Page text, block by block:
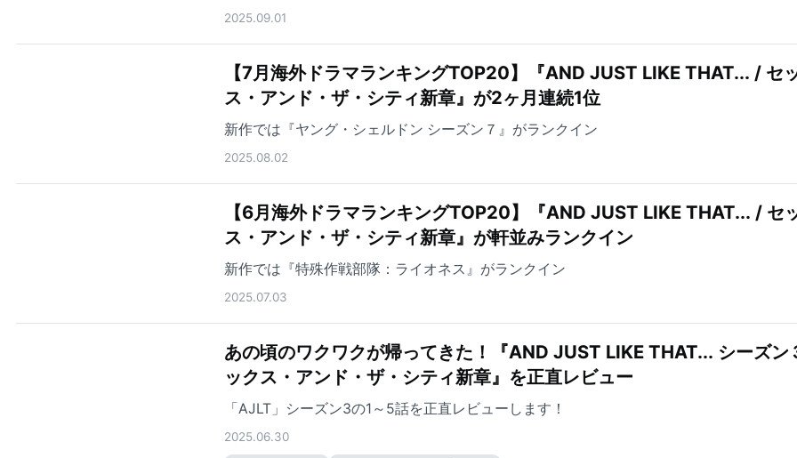
2025.09.01
【7月海外ドラマランキングTOP20】『AND JUST LIKE THAT... / セ
ス・アンド・ザ・シティ新章』が2ヶ月連続1位
新作では『ヤング・シェルドン シーズン７』がランクイン
2025.08.02
【6月海外ドラマランキングTOP20】『AND JUST LIKE THAT... / セ
ス・アンド・ザ・シティ新章』が軒並みランクイン
新作では『特殊作戦部隊：ライオネス』がランクイン
2025.07.03
あの頃のワクワクが帰ってきた！『AND JUST LIKE THAT... シーズン
ックス・アンド・ザ・シティ新章』を正直レビュー
「AJLT」シーズン3の1～5話を正直レビューします！
2025.06.30